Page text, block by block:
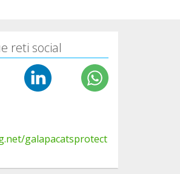
reti social
galapacatsprotect